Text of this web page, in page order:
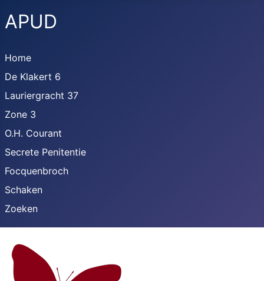
APUD
Home
De Klakert 6
Lauriergracht 37
Zone 3
O.H. Courant
Secrete Penitentie
Focquenbroch
Schaken
Zoeken